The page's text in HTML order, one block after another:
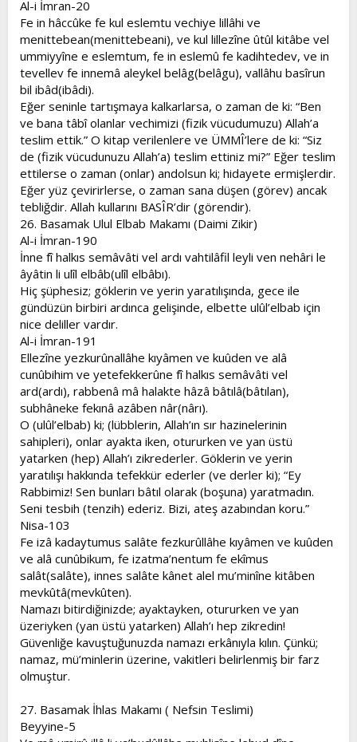
Al-i İmran-20
Fe in hâccûke fe kul eslemtu vechiye lillâhi ve
menittebean(menittebeani), ve kul lillezîne ûtûl kitâbe vel
ummiyyîne e eslemtum, fe in eslemû fe kadihtedev, ve in
tevellev fe innemâ aleykel belâg(belâgu), vallâhu basîrun
bil ibâd(ibâdi).
Eğer seninle tartışmaya kalkarlarsa, o zaman de ki: “Ben
ve bana tâbî olanlar vechimizi (fizik vücudumuzu) Allah’a
teslim ettik.” O kitap verilenlere ve ÜMMÎ’lere de ki: “Siz
de (fizik vücudunuzu Allah’a) teslim ettiniz mi?” Eğer teslim
ettilerse o zaman (onlar) andolsun ki; hidayete ermişlerdir.
Eğer yüz çevirirlerse, o zaman sana düşen (görev) ancak
tebliğdir. Allah kullarını BASÎR’dir (görendir).
26. Basamak Ulul Elbab Makamı (Daimi Zikir)
Al-i İmran-190
İnne fî halkıs semâvâti vel ardı vahtilâfil leyli ven nehâri le
âyâtin li ulîl elbâb(ulîl elbâbı).
Hiç şüphesiz; göklerin ve yerin yaratılışında, gece ile
gündüzün birbiri ardınca gelişinde, elbette ulûl’elbab için
nice deliller vardır.
Al-i İmran-191
Ellezîne yezkurûnallâhe kıyâmen ve kuûden ve alâ
cunûbihim ve yetefekkerûne fî halkıs semâvâti vel
ard(ardı), rabbenâ mâ halakte hâzâ bâtılâ(bâtılan),
subhâneke fekınâ azâben nâr(nârı).
O (ulûl’elbab) ki; (lübblerin, Allah’ın sır hazinelerinin
sahipleri), onlar ayakta iken, otururken ve yan üstü
yatarken (hep) Allah’ı zikrederler. Göklerin ve yerin
yaratılışı hakkında tefekkür ederler (ve derler ki); “Ey
Rabbimiz! Sen bunları bâtıl olarak (boşuna) yaratmadın.
Seni tesbih (tenzih) ederiz. Bizi, ateş azabından koru.”
Nisa-103
Fe izâ kadaytumus salâte fezkurûllâhe kıyâmen ve kuûden
ve alâ cunûbikum, fe izatma’nentum fe ekîmus
salât(salâte), innes salâte kânet alel mu’minîne kitâben
mevkûtâ(mevkûten).
Namazı bitirdiğinizde; ayaktayken, otururken ve yan
üzeriyken (yan üstü yatarken) Allah’ı hep zikredin!
Güvenliğe kavuştuğunuzda namazı erkânıyla kılın. Çünkü;
namaz, mü’minlerin üzerine, vakitleri belirlenmiş bir farz
olmuştur.
27. Basamak İhlas Makamı ( Nefsin Teslimi)
Beyyine-5